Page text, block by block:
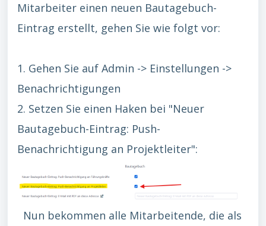
Mitarbeiter einen neuen Bautagebuch-
Eintrag erstellt, gehen Sie wie folgt vor:
1. Gehen Sie auf Admin -> Einstellungen ->
Benachrichtigungen
2. Setzen Sie einen Haken bei "Neuer
Bautagebuch-Eintrag: Push-
Benachrichtigung an Projektleiter":
Nun bekommen alle Mitarbeitende, die als